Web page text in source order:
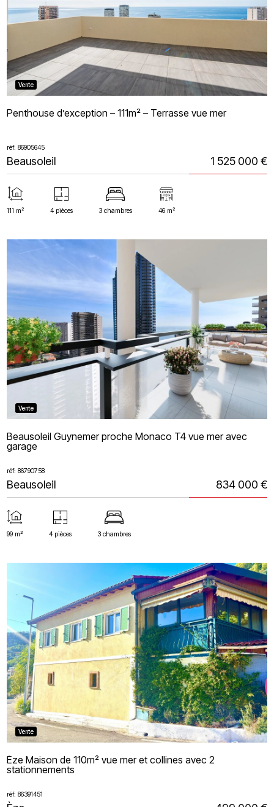
Vente
Penthouse d’exception – 111m² – Terrasse vue mer
réf: 86905645
1 525 000 €
Beausoleil
111 m² 4 pièces 3 chambres 46 m²
Vente
Beausoleil Guynemer proche Monaco T4 vue mer avec
garage
réf: 86790758
834 000 €
Beausoleil
99 m² 4 pièces 3 chambres
Vente
Èze Maison de 110m² vue mer et collines avec 2
stationnements
réf: 86391451